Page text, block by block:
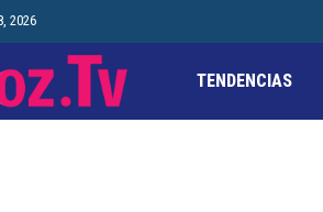
2026
TENDENCIAS